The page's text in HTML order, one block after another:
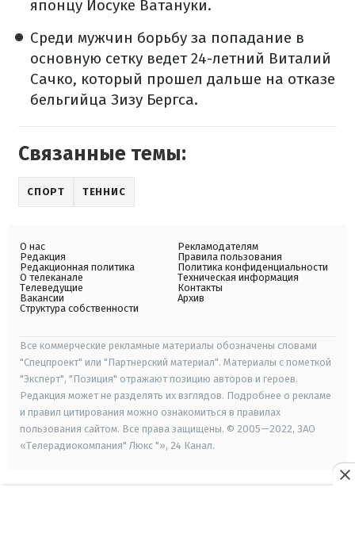
японцу Йосуке Ватануки.
Среди мужчин борьбу за попадание в
основную сетку ведет 24-летний Виталий
Сачко, который прошел дальше на отказе
бельгийца Зизу Бергса.
Связанные темы:
СПОРТ ТЕННИС
О нас
Редакция
Редакционная политика
О телеканале
Телеведущие
Вакансии
Структура собственности
Рекламодателям
Правила пользования
Политика конфиденциальности
Техническая информация
Контакты
Архив
Все коммерческие рекламные материалы обозначены словами
"Спецпроект" или "Партнерский материал". Материалы с пометкой
"Эксперт", "Позиция" отражают позицию авторов и героев.
Редакция может не разделять их взглядов. Подробнее о рекламе
и правил цитирования можно ознакомиться в правилах
пользования сайтом. Все права защищены. © 2005—2022, ЗАО
«Телерадиокомпания" Люкс "», 24 Канал.